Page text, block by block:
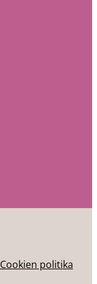
Cookien politika